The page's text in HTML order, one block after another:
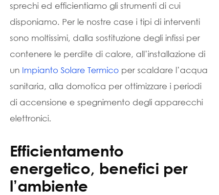
sprechi ed efficientiamo gli strumenti di cui
disponiamo. Per le nostre case i tipi di interventi
sono moltissimi, dalla sostituzione degli infissi per
contenere le perdite di calore, all’installazione di
un Impianto Solare Termico per scaldare l’acqua
sanitaria, alla domotica per ottimizzare i periodi
di accensione e spegnimento degli apparecchi
elettronici.
Efficientamento
energetico, benefici per
l’ambiente